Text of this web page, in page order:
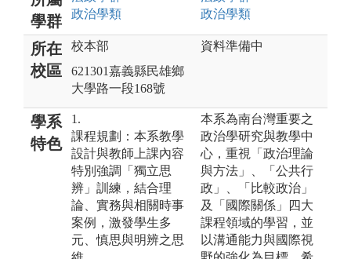
學群
政治學類
政治學類
所在
校區
校本部
621301嘉義縣民雄鄉
大學路一段168號
資料準備中
學系
特色
1.
課程規劃：本系教學
設計與教師上課內容
特別強調「獨立思
辨」訓練，結合理
論、實務與相關時事
案例，激發學生多
元、慎思與明辨之思
本系為南台灣重要之
政治學研究與教學中
心，重視「政治理論
與方法」、「公共行
政」、「比較政治」
及「國際關係」四大
課程領域的學習，並
以溝通能力與國際視